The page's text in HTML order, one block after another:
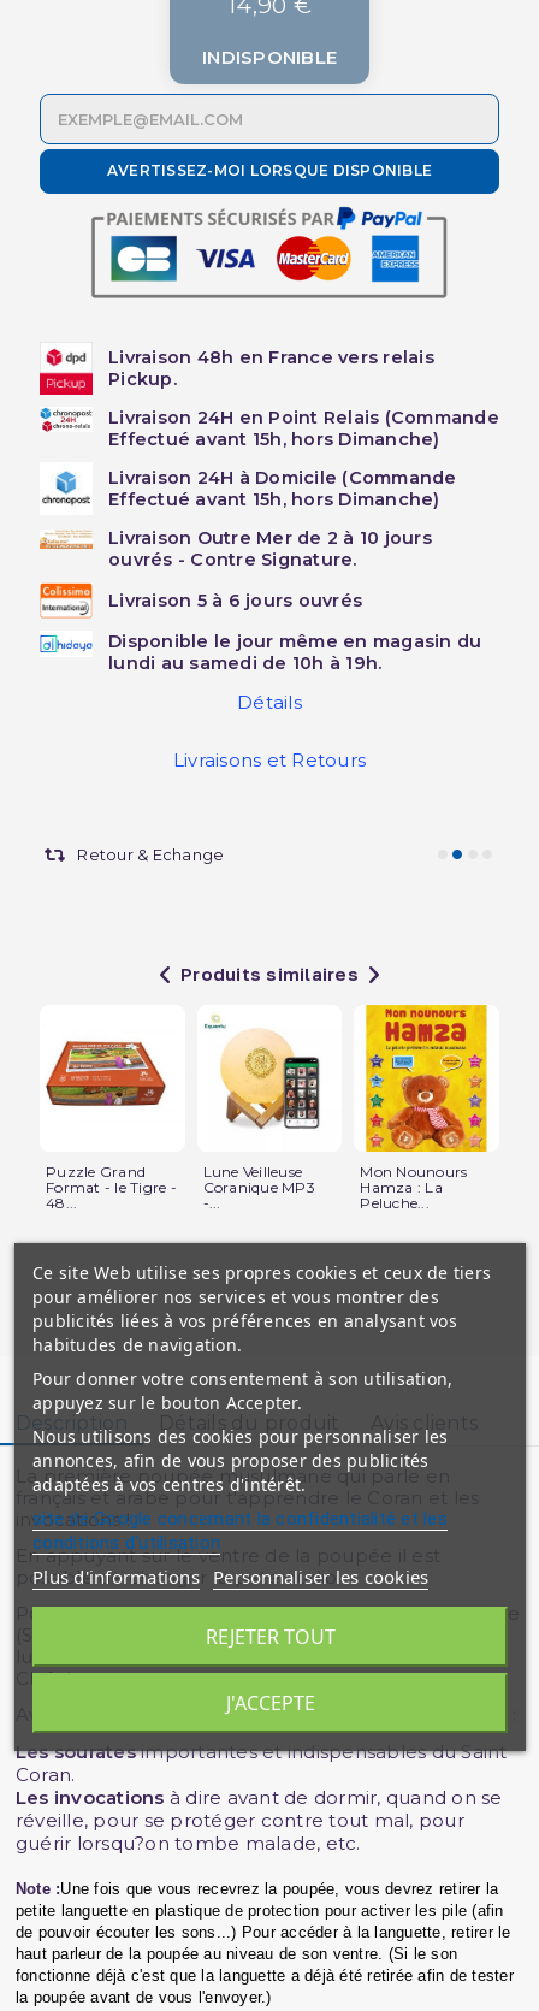
INDISPONIBLE
AVERTISSEZ-MOI LORSQUE DISPONIBLE
Livraison 48h en France vers relais
Pickup.
Livraison 24H en Point Relais (Commande
Effectué avant 15h, hors Dimanche)
Livraison 24H à Domicile (Commande
Effectué avant 15h, hors Dimanche)
Livraison Outre Mer de 2 à 10 jours
ouvrés - Contre Signature.
Livraison 5 à 6 jours ouvrés
Disponible le jour même en magasin du
lundi au samedi de 10h à 19h.
Détails
Livraisons et Retours
Retour & Echange
Produits similaires
Puzzle Grand
Format - le Tigre -
48...
Lune Veilleuse
Coranique MP3
-...
Mon Nounours
Hamza : La
Peluche...
Description
La première poupée musulmane qui parle en
français et arabe pour t'apprendre le Coran et les
invocations !
En appuyant sur le ventre de la poupée il est
possible de changer la piste audio.
Pour une durée totale d'environ 5 minutes de lecture
(Saint Coran et invocations). Pendant la lecture la
lumière jaillit au niveau des oreilles de la poupée
Chifa !
Avec la poupée Chifa, vous apprendrez ou réviserez :
Les souratesimportantes et indispensables du Saint
Coran.
Les invocations à dire avant de dormir, quand on se
réveille, pour se protéger contre tout mal, pour
guérir lorsqu?on tombe malade, etc.
Note :Une fois que vous recevrez la poupée, vous devrez retirer la
petite languette en plastique de protection pour activer les pile (afin
de pouvoir écouter les sons...) Pour accéder à la languette, retirer le
haut parleur de la poupée au niveau de son ventre. (Si le son
fonctionne déjà c'est que la languette a déjà été retirée afin de tester
la poupée avant de vous l'envoyer.)
Ce site Web utilise ses propres cookies et ceux de tiers
pour améliorer nos services et vous montrer des
publicités liées à vos préférences en analysant vos
habitudes de navigation.
Pour donner votre consentement à son utilisation,
appuyez sur le bouton Accepter.
Nous utilisons des cookies pour personnaliser les
annonces, afin de vous proposer des publicités
adaptées à vos centres d'intérêt.
site de Google concernant la confidentialité et les
conditions d'utilisation
Plus d'informations Personnaliser les cookies
REJETER TOUT
J'ACCEPTE